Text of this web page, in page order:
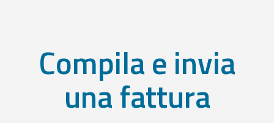
Compila e invia
una fattura